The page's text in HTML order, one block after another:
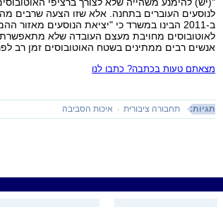
לנוסעים העוברים בתחנה. אלא שזו הצעה שרבים
ב-2011 הבינו במשרד כי "יציאת הנוסעים מאזור
לאוטובוסים מחויבת מעצם העובדה שלא מתאפשרת
אנשים רבים ממתינים בשטח האוטובוסים זמן רב
מצאתם טעות בכתבה? כתבו לנו
תגיות: תחבורה ציבורית איכות הסביבה